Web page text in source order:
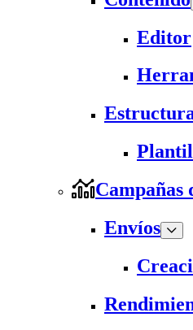
Editor
Campañas
Envíos